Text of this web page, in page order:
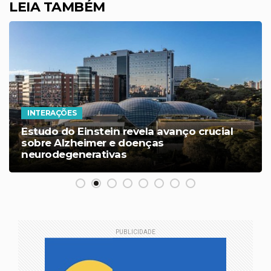
LEIA TAMBÉM
INTERAÇÕES
Estudo do Einstein revela avanço crucial
sobre Alzheimer e doenças
neurodegenerativas
PUBLICIDADE